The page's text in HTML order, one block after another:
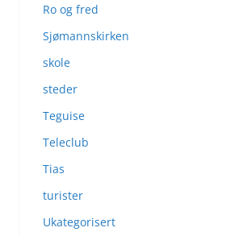
Ro og fred
Sjømannskirken
skole
steder
Teguise
Teleclub
Tias
turister
Ukategorisert